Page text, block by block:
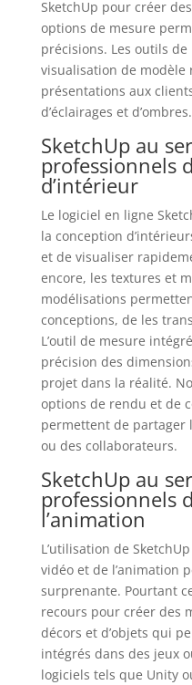
SketchUp pour créer
options de mesure
précisions. Les outils
visualisation de modèle
présentations aux
d’éclairages et d’ombres.
SketchUp au
professionnels
d’intérieur
Le logiciel en ligne
la conception
et de visualiser
encore, les textures et
modélisations
conceptions, de les
L’outil de mesure
précision des
projet dans la réalité.
options de rendu et de
permettent de partager
ou des collaborateurs.
SketchUp au
professionnels
l’animation
L’utilisation de
vidéo et de l’animation
surprenante. Pourtant
recours pour créer des
décors et d’objets qui
intégrés dans des jeux
logiciels tels que Unity